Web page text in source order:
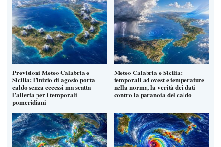
Previsioni Meteo Calabria e
Sicilia: l’inizio di agosto porta
caldo senza eccessi ma scatta
l’allerta per i temporali
pomeridiani
Meteo Calabria e Sicilia:
temporali ad ovest e temperature
nella norma, la verità dei dati
contro la paranoia del caldo